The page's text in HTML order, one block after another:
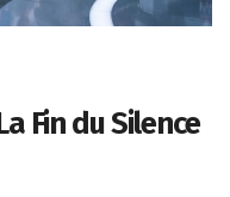
Fin du Silence